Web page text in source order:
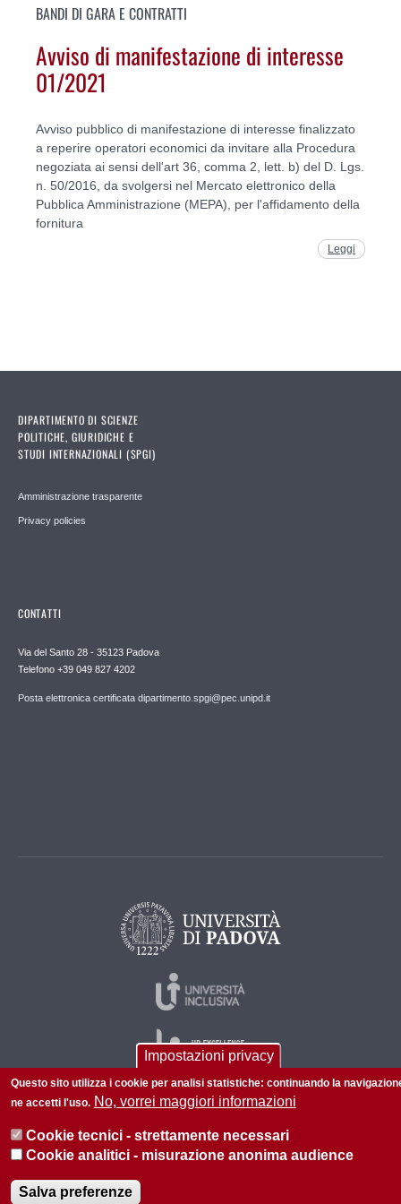
BANDI DI GARA E CONTRATTI
Avviso di manifestazione di interesse
01/2021
Avviso pubblico di manifestazione di interesse finalizzato
a reperire operatori economici da invitare alla Procedura
negoziata ai sensi dell'art 36, comma 2, lett. b) del D. Lgs.
n. 50/2016, da svolgersi nel Mercato elettronico della
Pubblica Amministrazione (MEPA), per l'affidamento della
fornitura
Leggi
DIPARTIMENTO DI SCIENZE
POLITICHE, GIURIDICHE E
STUDI INTERNAZIONALI (SPGI)
Amministrazione trasparente
Privacy policies
CONTATTI
Via del Santo 28 - 35123 Padova
Telefono +39 049 827 4202
Posta elettronica certificata dipartimento.spgi@pec.unipd.it
P.I. 00742430283 C.F. 80006480281
Impostazioni privacy
Questo sito utilizza i cookie per analisi statistiche: continuando la
ne accetti l'uso. No, vorrei maggiori informazioni
Cookie tecnici - strettamente necessari
Cookie analitici - misurazione anonima audience
Salva preferenze